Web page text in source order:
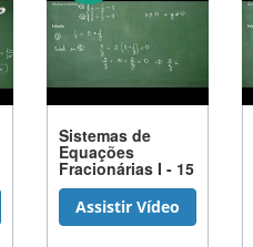
Sistemas de
Equações
Fracionárias I - 15
Assistir Vídeo